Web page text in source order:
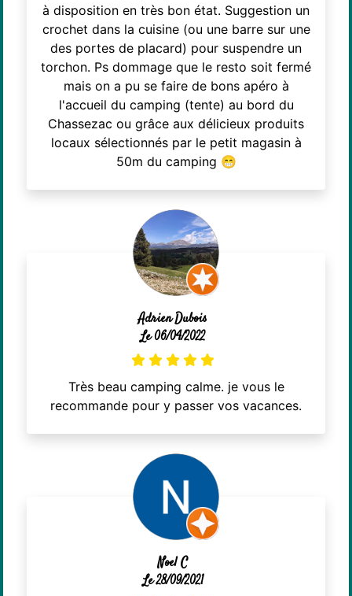
à disposition en très bon état. Suggestion un
crochet dans la cuisine (ou une barre sur une
des portes de placard) pour suspendre un
torchon. Ps dommage que le resto soit fermé
mais on a pu se faire de bons apéro à
l'accueil du camping (tente) au bord du
Chassezac ou grâce aux délicieux produits
locaux sélectionnés par le petit magasin à
50m du camping 😁
Adrien Dubois
Le 06/04/2022
Très beau camping calme. je vous le
recommande pour y passer vos vacances.
Noel C
Le 28/09/2021